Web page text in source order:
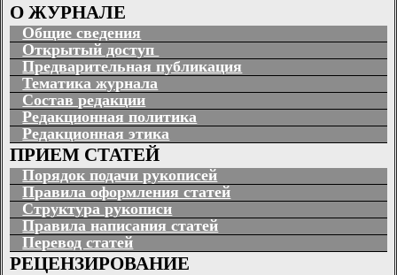
О ЖУРНАЛЕ
Общие сведения
Открытый доступ
Предварительная публикация
Тематика журнала
Состав редакции
Редакционная политика
Редакционная этика
ПРИЕМ СТАТЕЙ
Порядок подачи рукописей
Правила оформления статей
Структура рукописи
Правила написания статей
Перевод статей
РЕЦЕНЗИРОВАНИЕ